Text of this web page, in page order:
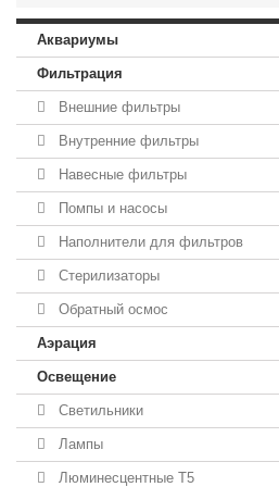
Аквариумы
Фильтрация
Внешние фильтры
Внутренние фильтры
Навесные фильтры
Помпы и насосы
Наполнители для фильтров
Стерилизаторы
Обратный осмос
Аэрация
Освещение
Светильники
Лампы
Люминесцентные T5